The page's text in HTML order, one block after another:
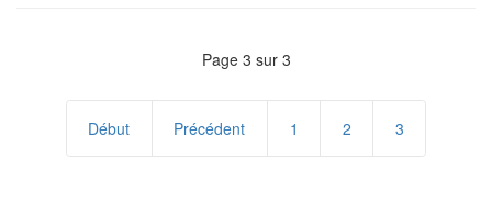
Page 3 sur 3
Début Précédent 1 2 3